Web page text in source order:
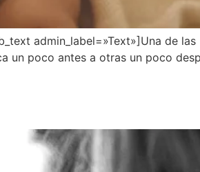
admin_label=»Text»]Una de las
un poco antes a otras un poco